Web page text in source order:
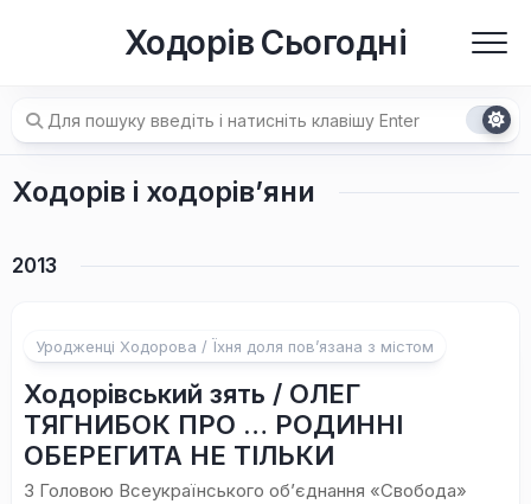
Ходорів Сьогодні
Ходорів і ходорів’яни
2013
Уродженці Ходорова / Їхня доля пов’язана з містом
Ходорівський зять / ОЛЕГ
ТЯГНИБОК ПРО … РОДИННІ
ОБЕРЕГИТА НЕ ТІЛЬКИ
З Головою Всеукраїнського об’єднання «Свобода»